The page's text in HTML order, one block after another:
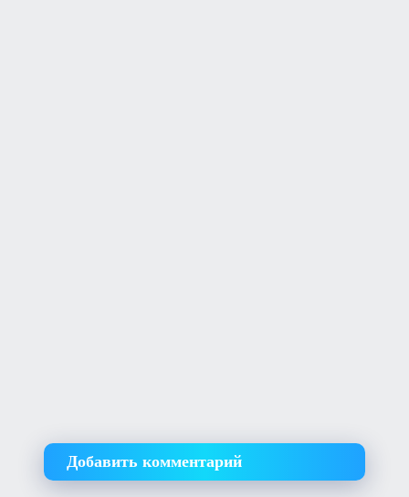
Добавить комментарий